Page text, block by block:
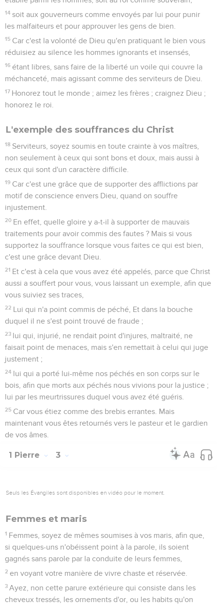
14 soit aux gouverneurs comme envoyés par lui pour punir
les malfaiteurs et pour approuver les gens de bien.
15 Car c'est la volonté de Dieu qu'en pratiquant le bien vous
réduisiez au silence les hommes ignorants et insensés,
16 étant libres, sans faire de la liberté un voile qui couvre la
méchanceté, mais agissant comme des serviteurs de Dieu.
17 Honorez tout le monde ; aimez les frères ; craignez Dieu ;
honorez le roi.
L'exemple des souffrances du Christ
18 Serviteurs, soyez soumis en toute crainte à vos maîtres,
non seulement à ceux qui sont bons et doux, mais aussi à
ceux qui sont d'un caractère difficile.
19 Car c'est une grâce que de supporter des afflictions par
motif de conscience envers Dieu, quand on souffre
injustement.
20 En effet, quelle gloire y a-t-il à supporter de mauvais
traitements pour avoir commis des fautes ? Mais si vous
supportez la souffrance lorsque vous faites ce qui est bien,
c'est une grâce devant Dieu.
21 Et c'est à cela que vous avez été appelés, parce que Christ
aussi a souffert pour vous, vous laissant un exemple, afin que
vous suiviez ses traces,
22 Lui qui n'a point commis de péché, Et dans la bouche
duquel il ne s'est point trouvé de fraude ;
23 lui qui, injurié, ne rendait point d'injures, maltraité, ne
faisait point de menaces, mais s'en remettait à celui qui juge
justement ;
24 lui qui a porté lui-même nos péchés en son corps sur le
bois, afin que morts aux péchés nous vivions pour la justice ;
lui par les meurtrissures duquel vous avez été guéris.
25 Car vous étiez comme des brebis errantes. Mais
maintenant vous êtes retournés vers le pasteur et le gardien
de vos âmes.
1 Pierre 3
Seuls les Évangiles sont disponibles en vidéo pour le moment.
Femmes et maris
1 Femmes, soyez de mêmes soumises à vos maris, afin que,
si quelques-uns n'obéissent point à la parole, ils soient
gagnés sans parole par la conduite de leurs femmes,
2 en voyant votre manière de vivre chaste et réservée.
3 Ayez, non cette parure extérieure qui consiste dans les
cheveux tressés, les ornements d'or, ou les habits qu'on